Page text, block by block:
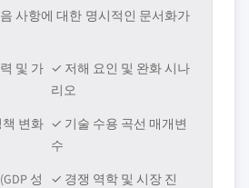
사항에 대한 명시적인 문서화가
및 가 ✓ 저해 요인 및 완화 시나
리오
변화 ✓ 기술 수용 곡선 매개변
수
성
✓ 경쟁 역학 및 시장 진